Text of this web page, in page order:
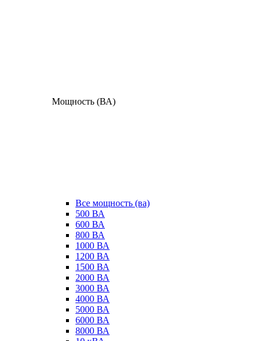
Мощность (ВА)
Все мощность (ва)
500 ВА
600 ВА
800 ВА
1000 ВА
1200 ВА
1500 ВА
2000 ВА
3000 ВА
4000 ВА
5000 ВА
6000 ВА
8000 ВА